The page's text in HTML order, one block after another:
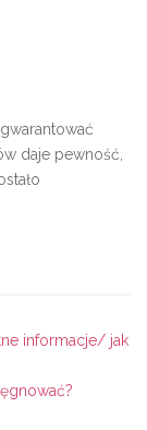
daje pewność,
informacje/ jak